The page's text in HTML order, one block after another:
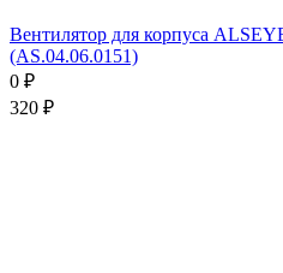
Вентилятор для корпуса
(AS.04.06.0151)
0 ₽
320 ₽